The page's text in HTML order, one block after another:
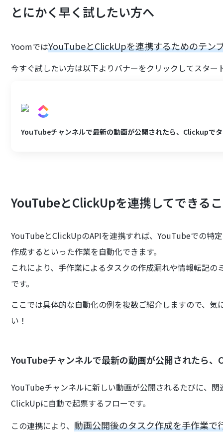
とにかく早く試したい方へ
YoomではYouTubeとClickUpを連携するためのテン
今すぐ試したい方は以下よりバナーをクリックしてスター
YouTubeチャンネルで最新の動画が公開されたら、Clickupで
YouTubeとClickUpを連携してできる
YouTubeとClickUpのAPIを連携すれば、YouTubeでの特
作成するといった作業を自動化できます。
これにより、手作業によるタスクの作成漏れや情報転記
です。
ここでは具体的な自動化の例を複数ご紹介しますので、
い！
YouTubeチャンネルで最新の動画が公開されたら
YouTubeチャンネルに新しい動画が公開されるたびに、
ClickUpに自動で起票するフローです。
この連携により、動画公開後のタスク作成を手作業で